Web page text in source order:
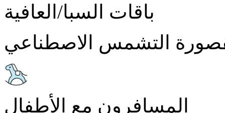
باقات السبا/العافية
التشمس الاصطناعي
المسافرون مع الأطفال